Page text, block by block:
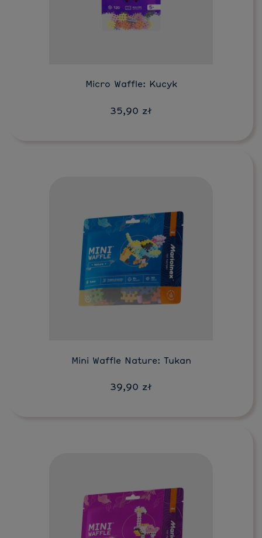
Micro Waffle: Kucyk
35,90 zł
Do koszyka
Mini Waffle Nature: Tukan
39,90 zł
Do koszyka